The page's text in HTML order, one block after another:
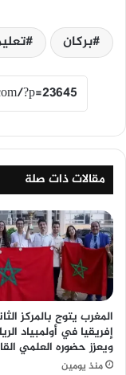
بركان
مقالات ذات صلة
المغرب يتوج بالمركز
إفريقيا في أولمبياد
ويعزز حضوره العلمي
منذ يومين